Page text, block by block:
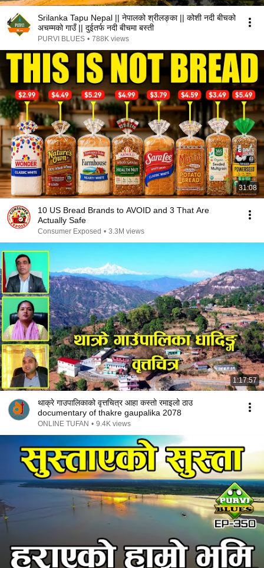
Srilanka Tapu Nepal || नेपालको श्रीलङ्का || कोशी नदी बीचको
अचम्मको गाउँ || दुईतर्फ नदी बीचमा बस्ती
PURVI BLUES • 788K views
31:08
10 US Bread Brands to AVOID and 3 That Are
Actually Safe
Consumer Exposed • 3.3M views
1:17:57
थाक्रे गाउपालिकाको वृत्तचित्र आहा कस्तो रमाइलो ठाउ
documentary of thakre gaupalika 2078
ONLINE TUFAN • 9.4K views